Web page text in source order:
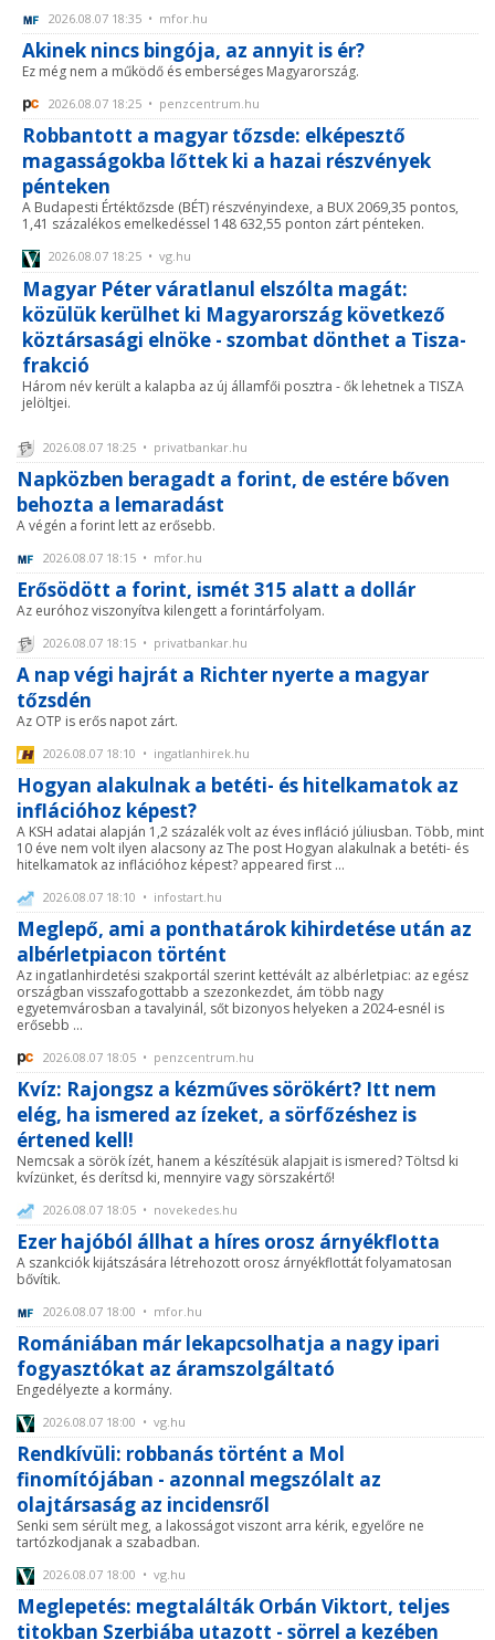
2026.08.07 18:35 • mfor.hu
Akinek nincs bingója, az annyit is ér?
Ez még nem a működő és emberséges Magyarország.
2026.08.07 18:25 • penzcentrum.hu
Robbantott a magyar tőzsde: elképesztő
magasságokba lőttek ki a hazai részvények
pénteken
A Budapesti Értéktőzsde (BÉT) részvényindexe, a BUX 2069,35 pontos,
1,41 százalékos emelkedéssel 148 632,55 ponton zárt pénteken.
2026.08.07 18:25 • vg.hu
Magyar Péter váratlanul elszólta magát:
közülük kerülhet ki Magyarország következő
köztársasági elnöke - szombat dönthet a Tisza-
frakció
Három név került a kalapba az új államfői posztra - ők lehetnek a TISZA
jelöltjei.
2026.08.07 18:25 • privatbankar.hu
Napközben beragadt a forint, de estére bőven
behozta a lemaradást
A végén a forint lett az erősebb.
2026.08.07 18:15 • mfor.hu
Erősödött a forint, ismét 315 alatt a dollár
Az euróhoz viszonyítva kilengett a forintárfolyam.
2026.08.07 18:15 • privatbankar.hu
A nap végi hajrát a Richter nyerte a magyar
tőzsdén
Az OTP is erős napot zárt.
2026.08.07 18:10 • ingatlanhirek.hu
Hogyan alakulnak a betéti- és hitelkamatok az
inflációhoz képest?
A KSH adatai alapján 1,2 százalék volt az éves infláció júliusban. Több, mint
10 éve nem volt ilyen alacsony az The post Hogyan alakulnak a betéti- és
hitelkamatok az inflációhoz képest? appeared first ...
2026.08.07 18:10 • infostart.hu
Meglepő, ami a ponthatárok kihirdetése után az
albérletpiacon történt
Az ingatlanhirdetési szakportál szerint kettévált az albérletpiac: az egész
országban visszafogottabb a szezonkezdet, ám több nagy
egyetemvárosban a tavalyinál, sőt bizonyos helyeken a 2024-esnél is
erősebb ...
2026.08.07 18:05 • penzcentrum.hu
Kvíz: Rajongsz a kézműves sörökért? Itt nem
elég, ha ismered az ízeket, a sörfőzéshez is
értened kell!
Nemcsak a sörök ízét, hanem a készítésük alapjait is ismered? Töltsd ki
kvízünket, és derítsd ki, mennyire vagy sörszakértő!
2026.08.07 18:05 • novekedes.hu
Ezer hajóból állhat a híres orosz árnyékflotta
A szankciók kijátszására létrehozott orosz árnyékflottát folyamatosan
bővítik.
2026.08.07 18:00 • mfor.hu
Romániában már lekapcsolhatja a nagy ipari
fogyasztókat az áramszolgáltató
Engedélyezte a kormány.
2026.08.07 18:00 • vg.hu
Rendkívüli: robbanás történt a Mol
finomítójában - azonnal megszólalt az
olajtársaság az incidensről
Senki sem sérült meg, a lakosságot viszont arra kérik, egyelőre ne
tartózkodjanak a szabadban.
2026.08.07 18:00 • vg.hu
Meglepetés: megtalálták Orbán Viktort, teljes
titokban Szerbiába utazott - sörrel a kezében